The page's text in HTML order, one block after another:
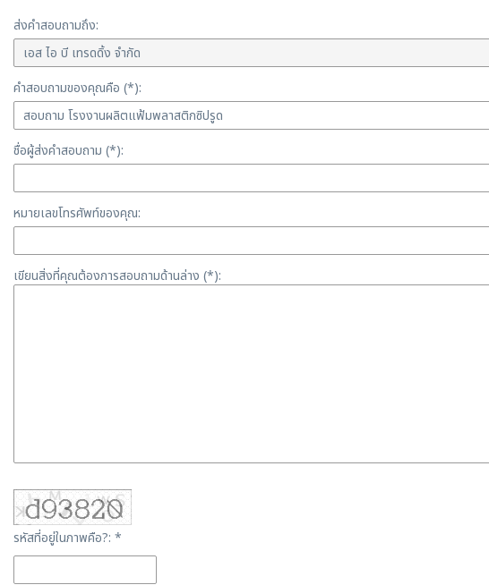
ส่งคำสอบถามถึง:
คำสอบถามของคุณคือ (*):
ชื่อผู้ส่งคำสอบถาม (*):
หมายเลขโทรศัพท์ของคุณ:
เขียนสิ่งที่คุณต้องการสอบถามด้านล่าง (*):
รหัสที่อยู่ในภาพคือ?: *